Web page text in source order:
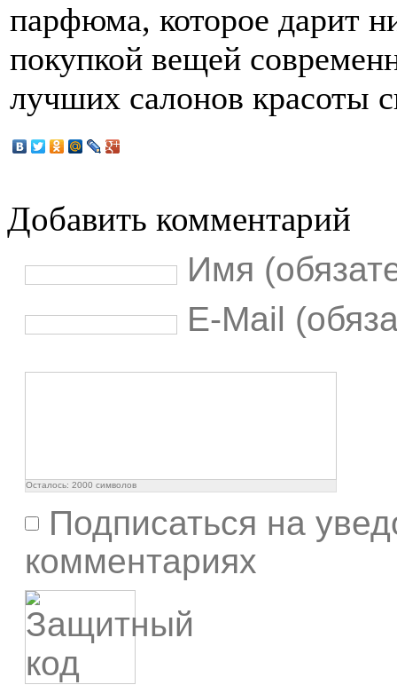
парфюма, которое дарит
покупкой вещей
лучших салонов красоты
Добавить комментарий
Имя
E-Mail
Осталось: 2000 символов
Подписаться на
комментариях